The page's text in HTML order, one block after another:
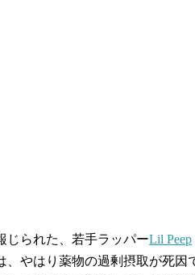
じられた、若手ラッパーLil Peep
、やはり薬物の過剰摂取が死因